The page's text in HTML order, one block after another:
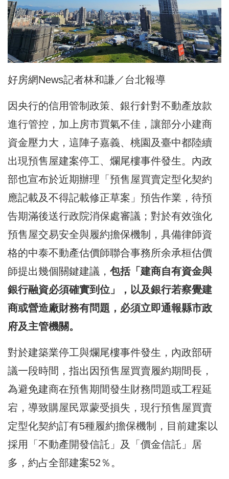
好房網News記者林和謙／台北報導
因央行的信用管制政策、銀行針對不動產放款
進行管控，加上房市買氣不佳，讓部分小建商
資金壓力大，這陣子嘉義、桃園及臺中都陸續
出現預售屋建案停工、爛尾樓事件發生。內政
部也宣布於近期辦理「預售屋買賣定型化契約
應記載及不得記載修正草案」預告作業，待預
告期滿後送行政院消保處審議；對於有效強化
預售屋交易安全與履約擔保機制，具備律師資
格的中泰不動產估價師聯合事務所余承桓估價
師提出幾個關鍵建議， 包括「建商自有資金與
銀行融資必須確實到位」，以及銀行若察覺建
商或營造廠財務有問題，必須立即通報縣市政
府及主管機關。
對於建築業停工與爛尾樓事件發生，內政部研
議一段時間，指出因預售屋買賣履約期間長，
為避免建商在預售期間發生財務問題或工程延
宕，導致購屋民眾蒙受損失，現行預售屋買賣
定型化契約訂有5種履約擔保機制，目前建案以
採用「不動產開發信託」及「價金信託」居
多，約占全部建案52％。